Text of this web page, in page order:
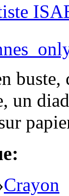
buste,
un
Crayon